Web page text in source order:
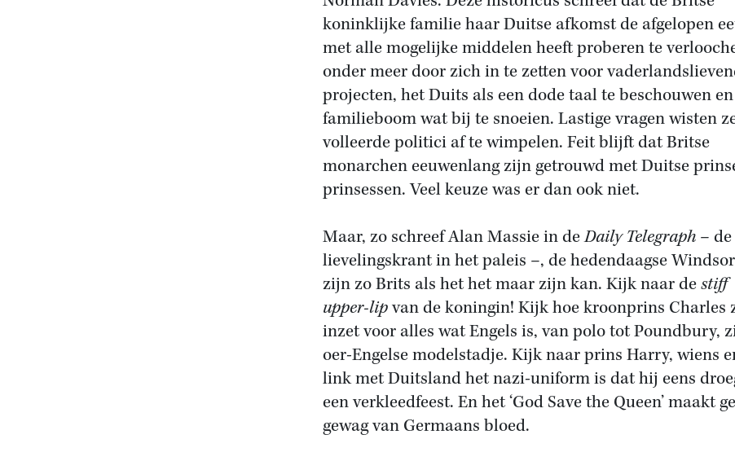
koninklijke familie haar Duitse afkomst de afgelopen
met alle mogelijke middelen heeft proberen te
onder meer door zich in te zetten voor
projecten, het Duits als een dode taal te beschouwen
familieboom wat bij te snoeien. Lastige vragen wisten
volleerde politici af te wimpelen. Feit blijft dat Britse
monarchen eeuwenlang zijn getrouwd met Duitse
prinsessen. Veel keuze was er dan ook niet.
Maar, zo schreef Alan Massie in deDaily Telegraph– de
lievelingskrant in het paleis –, de hedendaagse
zijn zo Brits als het het maar zijn kan. Kijk naar destiff
upper-lipvan de koningin! Kijk hoe kroonprins Charles
inzet voor alles wat Engels is, van polo tot Poundbury,
oer-Engelse modelstadje. Kijk naar prins Harry, wiens
link met Duitsland het nazi-uniform is dat hij eens
een verkleedfeest. En het ‘God Save the Queen’ maakt
gewag van Germaans bloed.